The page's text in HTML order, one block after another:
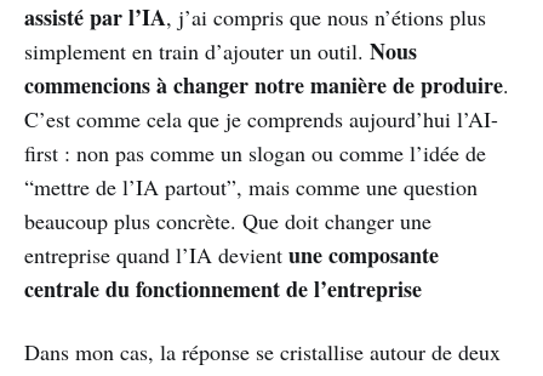
assisté par l’IA, j’ai compris que nous n’étions plus
simplement en train d’ajouter un outil. Nous
commencions à changer notre manière de produire.
C’est comme cela que je comprends aujourd’hui l’AI-
first : non pas comme un slogan ou comme l’idée de
“mettre de l’IA partout”, mais comme une question
beaucoup plus concrète. Que doit changer une
entreprise quand l’IA devient une composante
centrale du fonctionnement de l’entreprise
Dans mon cas, la réponse se cristallise autour de deux